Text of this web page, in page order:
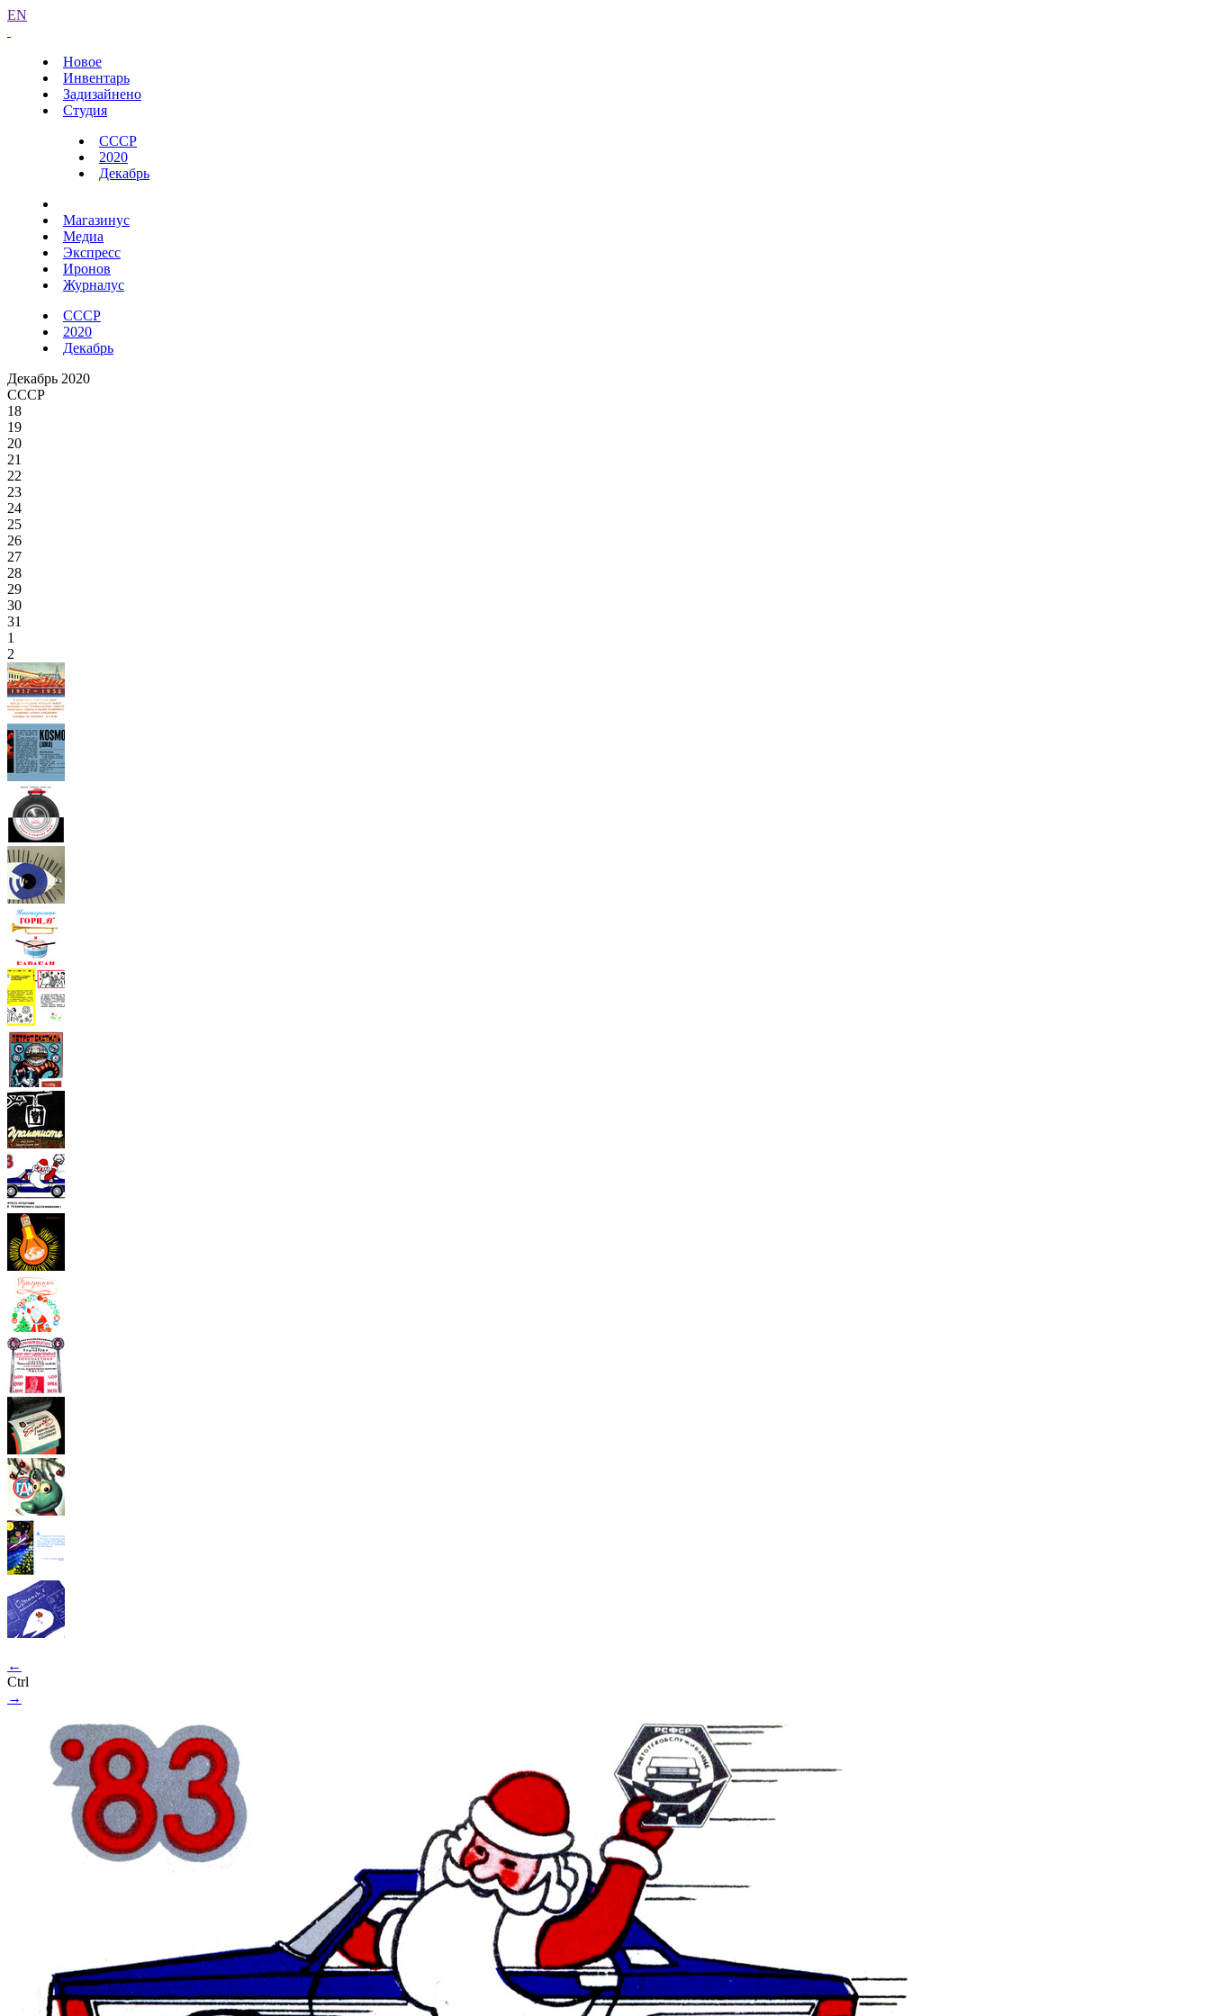
EN
Новое
Инвентарь
Задизайнено
Студия
СССР
2020
Декабрь
Магазинус
Медиа
Экспресс
Иронов
Журналус
СССР
2020
Декабрь
Декабрь 2020
СССР
18
19
20
21
22
23
24
25
26
27
28
29
30
31
1
2
←
Ctrl
→